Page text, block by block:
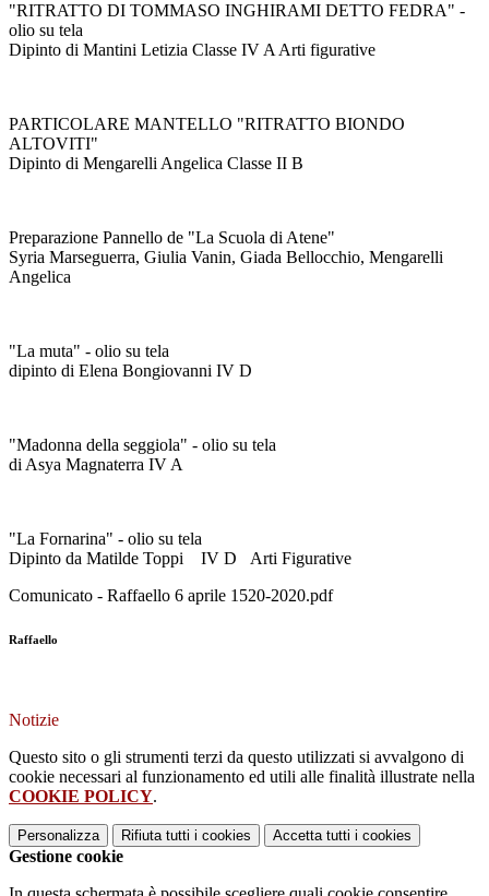
"RITRATTO DI TOMMASO INGHIRAMI DETTO FEDRA" -
olio su tela
Dipinto di Mantini Letizia Classe IV A Arti figurative
PARTICOLARE MANTELLO "RITRATTO BIONDO
ALTOVITI"
Dipinto di Mengarelli Angelica Classe II B
Preparazione Pannello de "La Scuola di Atene"
Syria Marseguerra, Giulia Vanin, Giada Bellocchio, Mengarelli
Angelica
"La muta" - olio su tela
dipinto di Elena Bongiovanni IV D
"Madonna della seggiola" - olio su tela
di Asya Magnaterra IV A
"La Fornarina" - olio su tela
Dipinto da Matilde Toppi IV D Arti Figurative
Comunicato - Raffaello 6 aprile 1520-2020.pdf
Raffaello
Notizie
Questo sito o gli strumenti terzi da questo utilizzati si avvalgono di
cookie necessari al funzionamento ed utili alle finalità illustrate nella
COOKIE POLICY.
Personalizza Rifiuta tutti i cookies Accetta tutti i cookies
Gestione cookie